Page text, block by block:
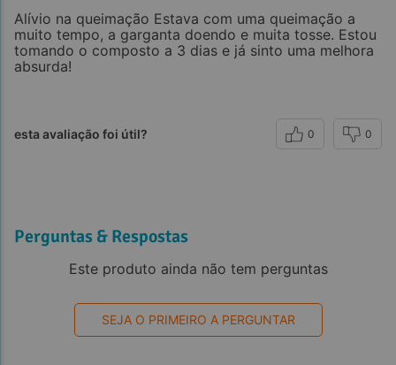
Alívio na queimação Estava com uma queimação a
muito tempo, a garganta doendo e muita tosse. Estou
tomando o composto a 3 dias e já sinto uma melhora
absurda!
esta avaliação foi útil? 0 0
Perguntas & Respostas
Este produto ainda não tem perguntas
SEJA O PRIMEIRO A PERGUNTAR